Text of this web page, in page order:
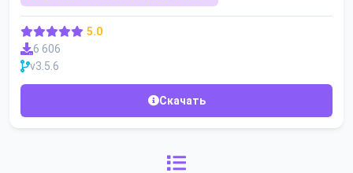
5.0
6 606
v3.5.6
Скачать